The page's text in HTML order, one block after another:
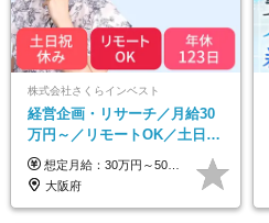
株式会社さくらインベスト
経営企画・リサーチ／月給30
万円～／リモートOK／土日祝
休み／生成AIを活用できる方
歓迎
想定月給：30万円～50万円程度＋各種手当＋賞与年2回 ※想定年収：400万円～600万円 ※経験・能力等考慮の上、規定により優遇 ※上記月給には固定残業代を含みます。固定残業代は、時間外労働の有無に関わらず月10時間分（月2.2万円（月収30万円の場合）～3.6万円（月収50万円の場合））を支給し、超過分は追加で支給します ※試用期間2ヶ月（待遇に差異なし） 【固定残業代について】 固定残業10時間分（22,000円～36,000円）を含む ※超過分は別途全額支給
大阪府